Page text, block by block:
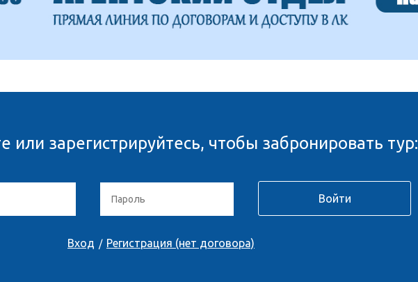
или зарегистрируйтесь, чтобы забронировать тур:
Вход / Регистрация (нет договора)